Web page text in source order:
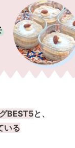
BEST5と、
いる